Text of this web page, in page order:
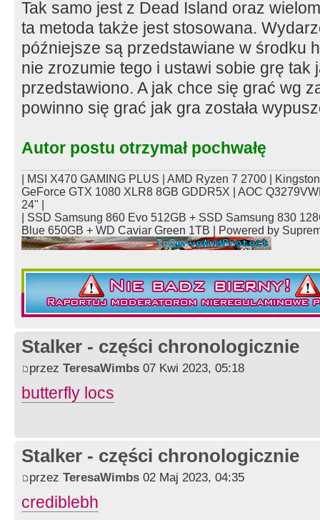
Tak samo jest z Dead Island oraz
ta metoda także jest stosowana.
późniejsze są przedstawiane w środku
nie zrozumie tego i ustawi sobie grę tak
przedstawiono. A jak chce się grać wg
powinno się grać jak gra została
Autor postu otrzymał pochwałę
| MSI X470 GAMING PLUS | AMD Ryzen 7 2700 |
GeForce GTX 1080 XLR8 8GB GDDR5X | AOC
24" |
| SSD Samsung 860 Evo 512GB + SSD Samsung 830
Blue 650GB + WD Caviar Green 1TB | Powered by
Stalker - części chronologicznie
przez TeresaWimbs 07 Kwi 2023, 05:18
butterfly locs
Stalker - części chronologicznie
przez TeresaWimbs 02 Maj 2023, 04:35
crediblebh